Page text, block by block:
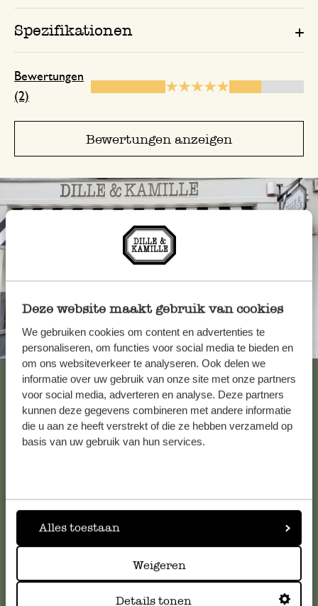
Deze website maakt gebruik van cookies
We gebruiken cookies om content en advertenties te
personaliseren, om functies voor social media te bieden en
om ons websiteverkeer te analyseren. Ook delen we
informatie over uw gebruik van onze site met onze partners
voor social media, adverteren en analyse. Deze partners
kunnen deze gegevens combineren met andere informatie
die u aan ze heeft verstrekt of die ze hebben verzameld op
basis van uw gebruik van hun services.
Alles toestaan
Weigeren
Details tonen
Spezifikationen
Bewertungen
(2)
Bewertungen anzeigen
Immer in der Nähe
Alle 62 Geschäfte anzeigen
Kundenservice/Hilfe
die Antworten aufhäufig gestellte Fragen.
kundenservice@dille-kamille.de